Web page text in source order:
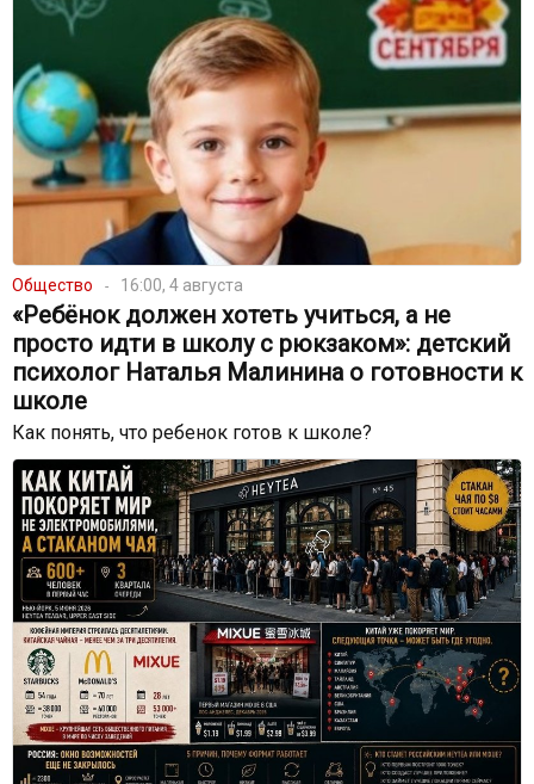
Общество 16:00, 4 августа
«Ребёнок должен хотеть учиться, а не
просто идти в школу с рюкзаком»: детский
психолог Наталья Малинина о готовности к
школе
Как понять, что ребенок готов к школе?